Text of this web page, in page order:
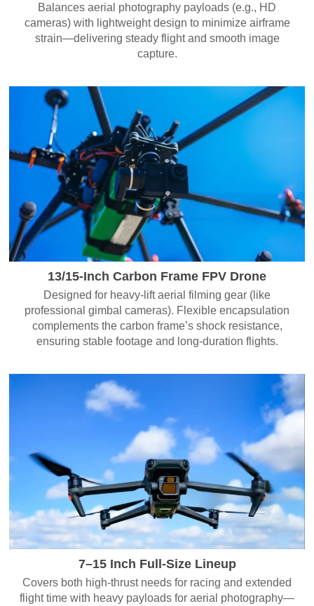
Balances aerial photography payloads (e.g., HD
cameras) with lightweight design to minimize airframe
strain—delivering steady flight and smooth image
capture.
13/15-Inch Carbon Frame FPV Drone
Designed for heavy-lift aerial filming gear (like
professional gimbal cameras). Flexible encapsulation
complements the carbon frame’s shock resistance,
ensuring stable footage and long-duration flights.
7–15 Inch Full-Size Lineup
Covers both high-thrust needs for racing and extended
flight time with heavy payloads for aerial photography—